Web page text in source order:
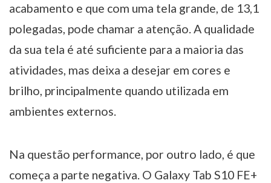
acabamento e que com uma tela grande, de 13,1
polegadas, pode chamar a atenção. A qualidade
da sua tela é até suficiente para a maioria das
atividades, mas deixa a desejar em cores e
brilho, principalmente quando utilizada em
ambientes externos.
Na questão performance, por outro lado, é que
começa a parte negativa. O Galaxy Tab S10 FE+